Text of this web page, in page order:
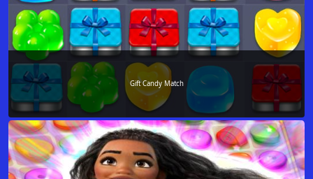
Gift Candy Match